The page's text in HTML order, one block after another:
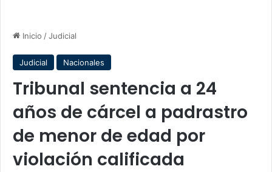
Inicio /Judicial
Judicial Nacionales
Tribunal sentencia a 24
años de cárcel a padrastro
de menor de edad por
violación calificada